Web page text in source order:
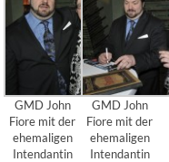
GMD John
Fiore mit der
ehemaligen
Intendantin
GMD John
Fiore mit der
ehemaligen
Intendantin